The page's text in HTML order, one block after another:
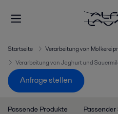
Startseite
Verarbeitung von
Verarbeitung von Joghurt und
Anfrage stellen
Passende Produkte Passender